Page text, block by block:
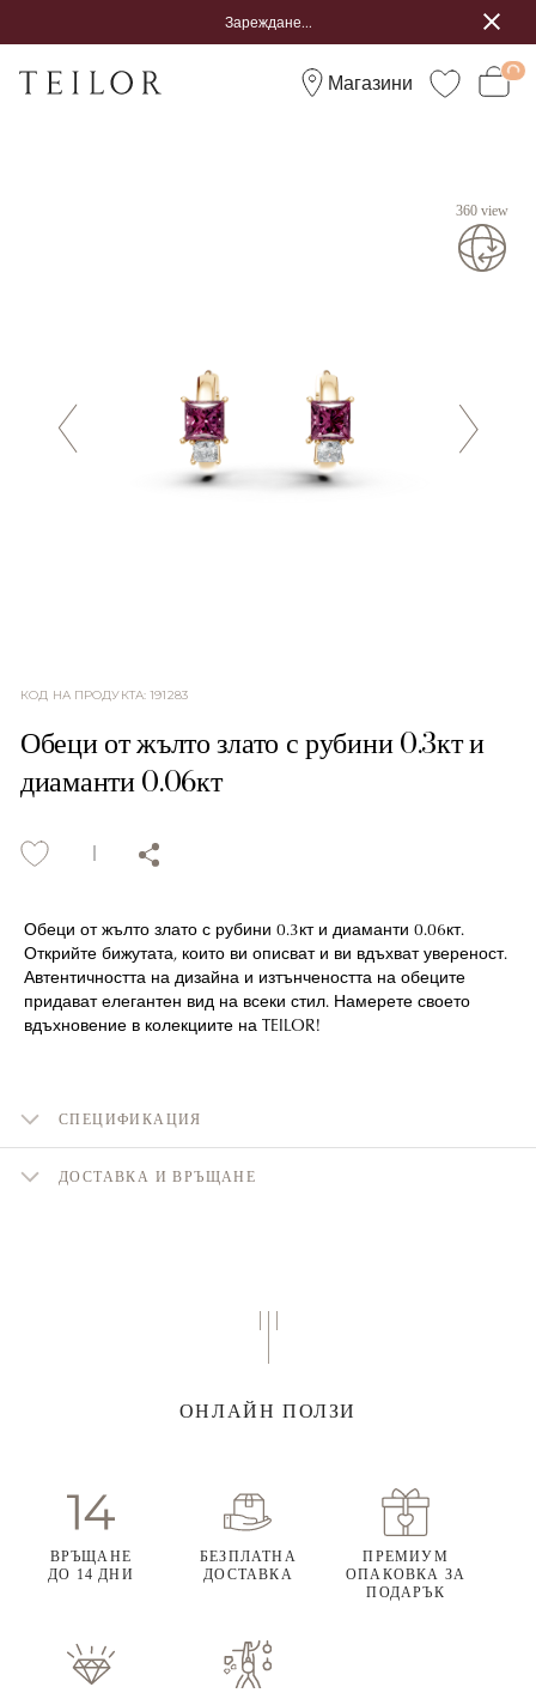
Зареждане...
Магазини
360 view
КОД НА ПРОДУКТА:191283
Обеци от жълто злато с рубини 0.3кт и
диаманти 0.06кт
Обеци от жълто злато с рубини 0.3кт и диаманти 0.06кт.
Открийте бижутата, които ви описват и ви вдъхват увереност.
Автентичността на дизайна и изтънчеността на обеците
придават елегантен вид на всеки стил. Намерете своето
вдъхновение в колекциите на TEILOR!
СПЕЦИФИКАЦИЯ
ДОСТАВКА И ВРЪЩАНЕ
ОНЛАЙН ПОЛЗИ
ВРЪЩАНЕ
ДО 14 ДНИ
БЕЗПЛАТНА
ДОСТАВКА
ПРЕМИУМ
ОПАКОВКА ЗА
ПОДАРЪК